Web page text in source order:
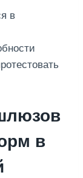
в
в